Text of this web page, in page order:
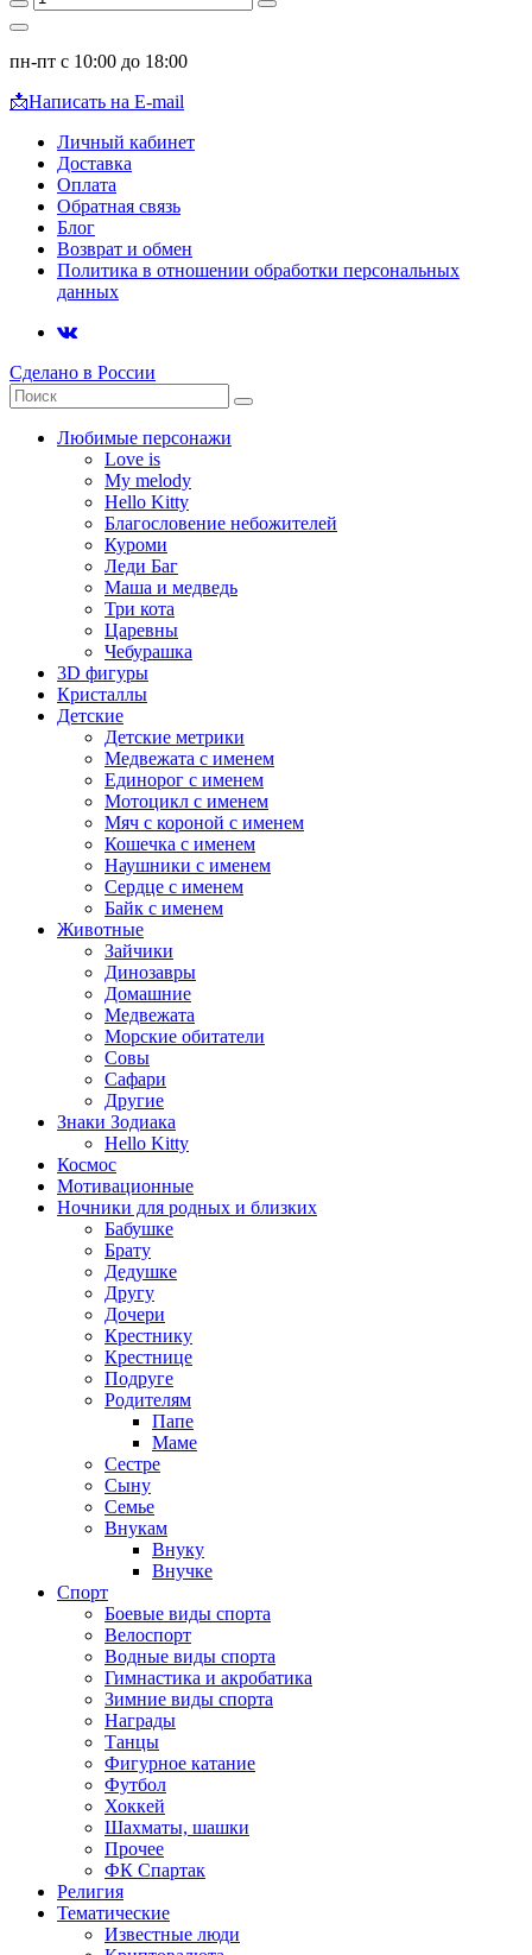
пн-пт с 10:00 до 18:00
📩Написать на E-mail
Личный кабинет
Доставка
Оплата
Обратная связь
Блог
Возврат и обмен
Политика в отношении обработки персональных
данных
Сделано в России
Любимые персонажи
Love is
My melody
Hello Kitty
Благословение небожителей
Куроми
Леди Баг
Маша и медведь
Три кота
Царевны
Чебурашка
3D фигуры
Кристаллы
Детские
Детские метрики
Медвежата с именем
Единорог с именем
Мотоцикл с именем
Мяч с короной с именем
Кошечка с именем
Наушники с именем
Сердце с именем
Байк с именем
Животные
Зайчики
Динозавры
Домашние
Медвежата
Морские обитатели
Совы
Сафари
Другие
Знаки Зодиака
Hello Kitty
Космос
Мотивационные
Ночники для родных и близких
Бабушке
Брату
Дедушке
Другу
Дочери
Крестнику
Крестнице
Подруге
Родителям
Папе
Маме
Сестре
Сыну
Семье
Внукам
Внуку
Внучке
Спорт
Боевые виды спорта
Велоспорт
Водные виды спорта
Гимнастика и акробатика
Зимние виды спорта
Награды
Танцы
Фигурное катание
Футбол
Хоккей
Шахматы, шашки
Прочее
ФК Спартак
Религия
Тематические
Известные люди